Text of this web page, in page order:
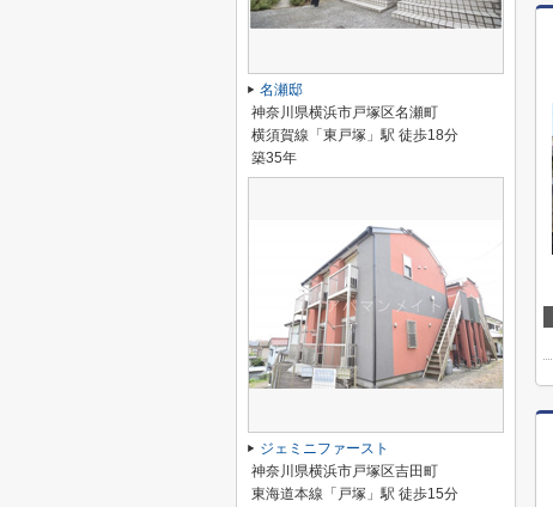
名瀬邸
神奈川県横浜市戸塚区名瀬町
横須賀線「東戸塚」駅 徒歩18分
築35年
ジェミニファースト
神奈川県横浜市戸塚区吉田町
東海道本線「戸塚」駅 徒歩15分